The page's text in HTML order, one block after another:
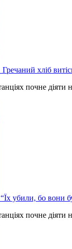
Гречаний хліб
почне
“Їх убили, бо вони
почне